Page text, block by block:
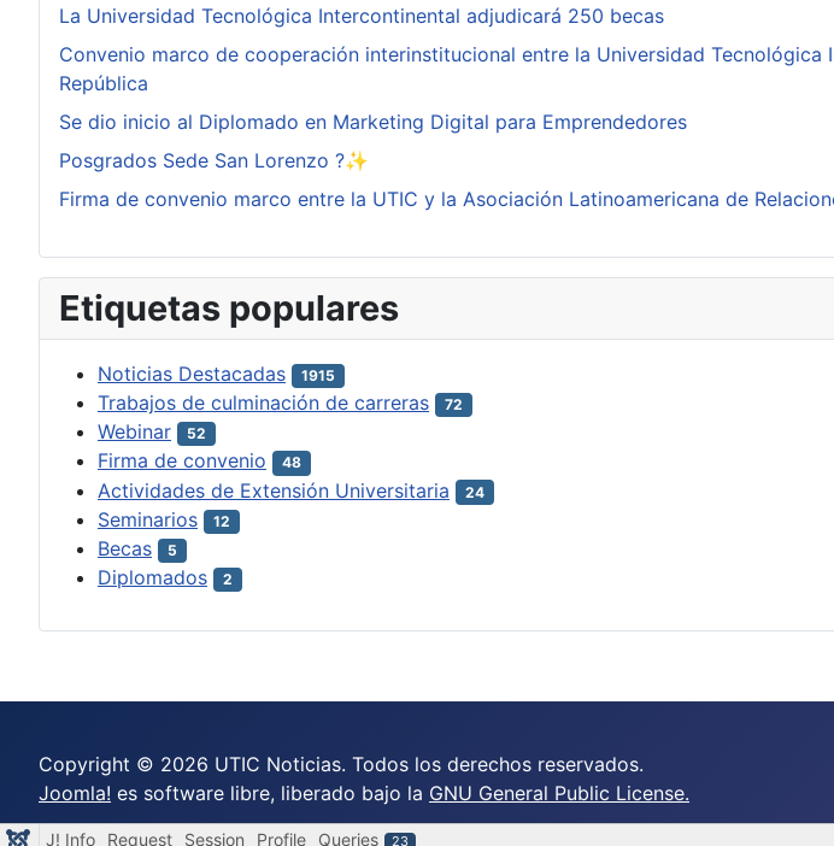
La Universidad Tecnológica Intercontinental adjudicará 250 becas
Convenio marco de cooperación interinstitucional entre la Universidad
República
Se dio inicio al Diplomado en Marketing Digital para Emprendedores
Posgrados Sede San Lorenzo ?✨
Firma de convenio marco entre la UTIC y la Asociación Latinoamericana de
Etiquetas populares
Noticias Destacadas 1915
Trabajos de culminación de carreras 72
Webinar 52
Firma de convenio 48
Actividades de Extensión Universitaria 24
Seminarios 12
Becas 5
Diplomados 2
Copyright © 2026 UTIC Noticias. Todos los derechos reservados.
Joomla! es software libre, liberado bajo la GNU General Public License.
J! Info Request Session Profile Queries 23